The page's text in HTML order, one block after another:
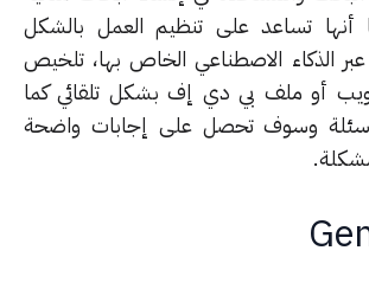
على تنظيم العمل بالشكل
الاصطناعي الخاص بها، تلخيص
ملف بي دي إف بشكل تلقائي كما
وسوف تحصل على إجابات واضحة